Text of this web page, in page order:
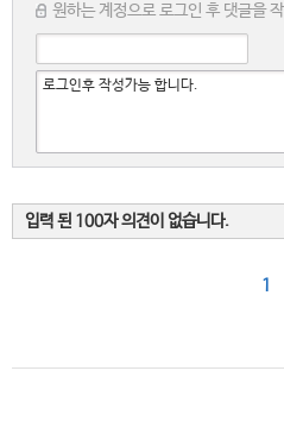
원하는 계정으로 로그인 후 댓글을
입력 된 100자 의견이 없습니다.
1